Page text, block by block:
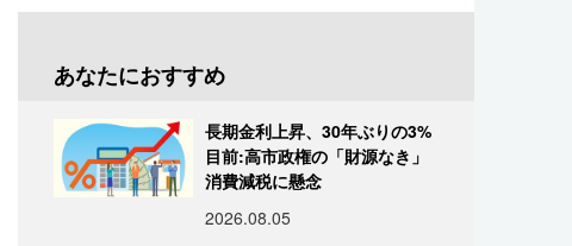
あなたにおすすめ
長期金利上昇、30年ぶりの3%
目前:高市政権の「財源なき」
消費減税に懸念
2026.08.05